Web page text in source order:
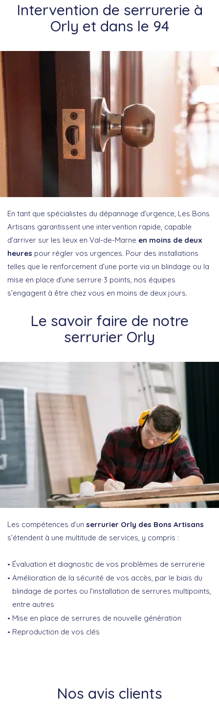
Intervention de serrurerie à
Orly et dans le 94
En tant que spécialistes du dépannage d’urgence, Les Bons
Artisans garantissent une intervention rapide, capable
d’arriver sur les lieux en Val-de-Marne en moins de deux
heures pour régler vos urgences. Pour des installations
telles que le renforcement d’une porte via un blindage ou la
mise en place d’une serrure 3 points, nos équipes
s’engagent à être chez vous en moins de deux jours.
Le savoir faire de notre
serrurier Orly
Les compétences d’un serrurier Orly des Bons Artisans
s’étendent à une multitude de services, y compris :
Évaluation et diagnostic de vos problèmes de serrurerie
Amélioration de la sécurité de vos accès, par le biais du
blindage de portes ou l’installation de serrures multipoints,
entre autres
Mise en place de serrures de nouvelle génération
Reproduction de vos clés
Nos avis clients